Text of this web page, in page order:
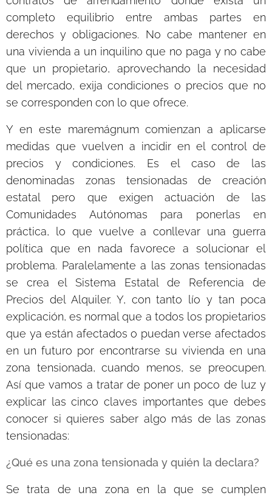
completo equilibrio entre ambas partes en
derechos y obligaciones. No cabe mantener en
una vivienda a un inquilino que no paga y no cabe
que un propietario, aprovechando la necesidad
del mercado, exija condiciones o precios que no
se corresponden con lo que ofrece.
Y en este maremágnum comienzan a aplicarse
medidas que vuelven a incidir en el control de
precios y condiciones. Es el caso de las
denominadas zonas tensionadas de creación
estatal pero que exigen actuación de las
Comunidades Autónomas para ponerlas en
práctica, lo que vuelve a conllevar una guerra
política que en nada favorece a solucionar el
problema. Paralelamente a las zonas tensionadas
se crea el Sistema Estatal de Referencia de
Precios del Alquiler. Y, con tanto lío y tan poca
explicación, es normal que a todos los propietarios
que ya están afectados o puedan verse afectados
en un futuro por encontrarse su vivienda en una
zona tensionada, cuando menos, se preocupen.
Así que vamos a tratar de poner un poco de luz y
explicar las cinco claves importantes que debes
conocer si quieres saber algo más de las zonas
tensionadas:
¿Qué es una zona tensionada y quién la declara?
Se trata de una zona en la que se cumplen